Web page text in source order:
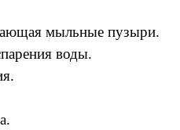
мыльные пузыри.
воды.